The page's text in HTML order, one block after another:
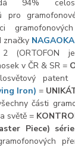
94%
pro
značky NAGAOKA
(ORTOFON
v ČR & SR =
patent
Iron) =
části
světě =
Piece) série